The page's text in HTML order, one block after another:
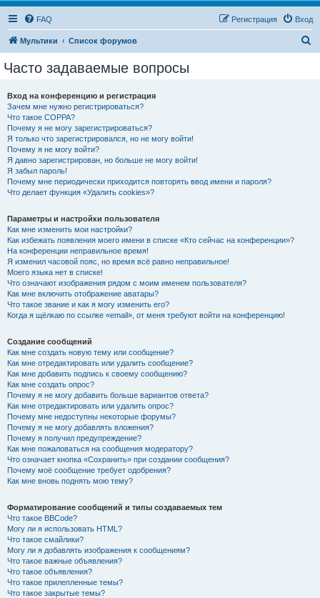
FAQ Вход
Регистрация
Мультики Список форумов
Часто задаваемые вопросы
Вход на конференцию и регистрация
Зачем мне нужно регистрироваться?
Что такое COPPA?
Почему я не могу зарегистрироваться?
Я только что зарегистрировался, но не могу войти!
Почему я не могу войти?
Я давно зарегистрирован, но больше не могу войти!
Я забыл пароль!
Почему мне периодически приходится повторять ввод имени и пароля?
Что делает функция «Удалить cookies»?
Параметры и настройки пользователя
Как мне изменить мои настройки?
Как избежать появления моего имени в списке «Кто сейчас на конференции»?
На конференции неправильное время!
Я изменил часовой пояс, но время всё равно неправильное!
Моего языка нет в списке!
Что означают изображения рядом с моим именем пользователя?
Как мне включить отображение аватары?
Что такое звание и как я могу изменить его?
Когда я щёлкаю по ссылке «email», от меня требуют войти на конференцию!
Создание сообщений
Как мне создать новую тему или сообщение?
Как мне отредактировать или удалить сообщение?
Как мне добавить подпись к своему сообщению?
Как мне создать опрос?
Почему я не могу добавить больше вариантов ответа?
Как мне отредактировать или удалить опрос?
Почему мне недоступны некоторые форумы?
Почему я не могу добавлять вложения?
Почему я получил предупреждение?
Как мне пожаловаться на сообщения модератору?
Что означает кнопка «Сохранить» при создании сообщения?
Почему моё сообщение требует одобрения?
Как мне вновь поднять мою тему?
Форматирование сообщений и типы создаваемых тем
Что такое BBCode?
Могу ли я использовать HTML?
Что такое смайлики?
Могу ли я добавлять изображения к сообщениям?
Что такое важные объявления?
Что такое объявления?
Что такое прилепленные темы?
Что такое закрытые темы?